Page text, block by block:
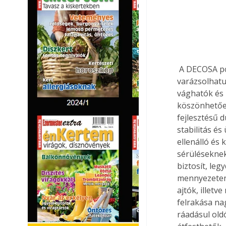
A DECOSA poliuretánból készült gerendautánzataival mediterrán hangulatot
vághatók
fejlesztésű
stabilitás és
ellenálló és
biztosít,
ajtók, illetve
felrakása
ráadásul